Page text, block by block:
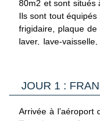
80m2 et sont situés
Ils sont tout
frigidaire, plaque
laver, lave-
Leurs cheminées
comprennent 1
une immersion total
JOUR 1 :
Arrivée à l’aéroport